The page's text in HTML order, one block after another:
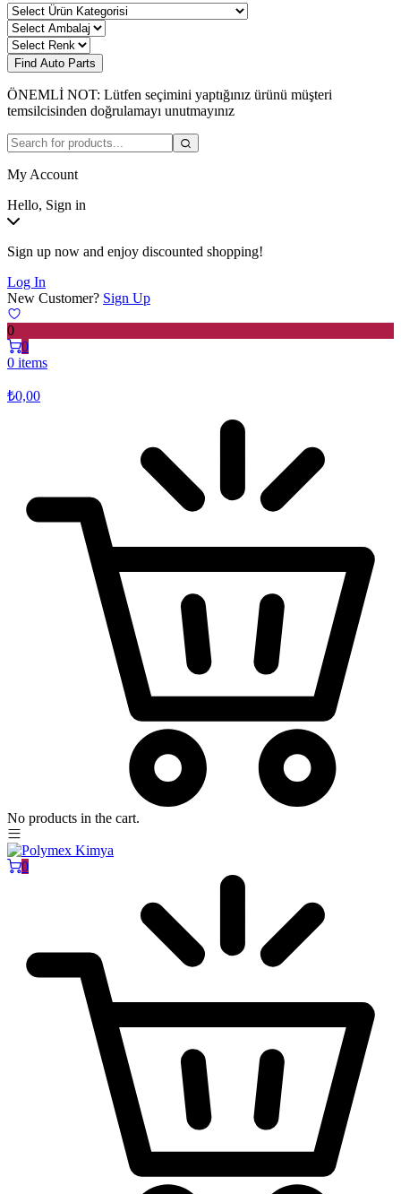
Find Auto Parts
ÖNEMLİ NOT: Lütfen seçimini yaptığınız ürünü müşteri
temsilcisinden doğrulamayı unutmayınız
My Account
Hello, Sign in
Sign up now and enjoy discounted shopping!
Log In
New Customer? Sign Up
0
0
0 items
₺0,00
No products in the cart.
0